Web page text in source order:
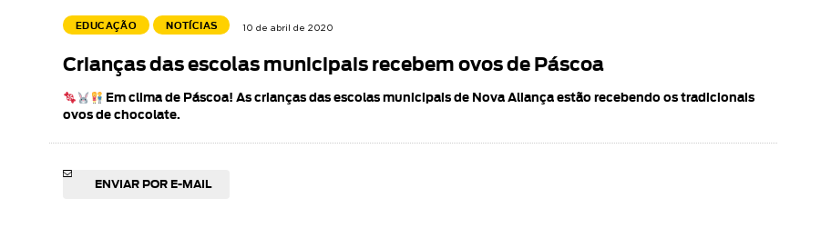
EDUCAÇÃO NOTÍCIAS 10 de abril de 2020
Crianças das escolas municipais recebem ovos de Páscoa
Em clima de Páscoa! As crianças das escolas municipais de Nova Aliança estão recebendo os tradicionais
ovos de chocolate.
ENVIAR POR E-MAIL